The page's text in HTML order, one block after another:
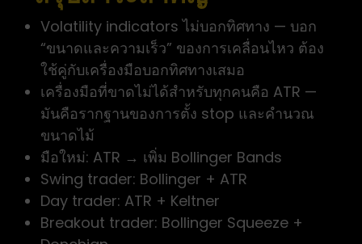
Volatility indicators ไม่บอกทิศทาง — บอก
“ขนาดและความเร็ว” ของการเคลื่อนไหว ต้อง
ใช้คู่กับเครื่องมือบอกทิศทางเสมอ
เครื่องมือที่ขาดไม่ได้สำหรับทุกคนคือ ATR —
มันคือรากฐานของการตั้ง stop และคำนวณ
ขนาดไม้
มือใหม่: ATR → เพิ่ม Bollinger Bands
Swing trader: Bollinger + ATR
Day trader: ATR + Keltner
Breakout trader: Bollinger Squeeze +